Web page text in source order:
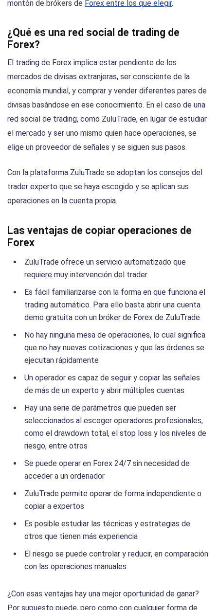
montón de brókers de Forex entre los que elegir.
¿Qué es una red social de trading de
Forex?
El trading de Forex implica estar pendiente de los
mercados de divisas extranjeras, ser consciente de la
economía mundial, y comprar y vender diferentes pares de
divisas basándose en ese conocimiento. En el caso de una
red social de trading, como ZuluTrade, en lugar de estudiar
el mercado y ser uno mismo quien hace operaciones, se
elige un proveedor de señales y se siguen sus pasos.
Con la plataforma ZuluTrade se adoptan los consejos del
trader experto que se haya escogido y se aplican sus
operaciones en la cuenta propia.
Las ventajas de copiar operaciones de
Forex
ZuluTrade ofrece un servicio automatizado que
requiere muy intervención del trader
Es fácil familiarizarse con la forma en que funciona el
trading automático. Para ello basta abrir una cuenta
demo gratuita con un bróker de Forex de ZuluTrade
No hay ninguna mesa de operaciones, lo cual significa
que no hay nuevas cotizaciones y que las órdenes se
ejecutan rápidamente
Un operador es capaz de seguir y copiar las señales
de más de un experto y abrir múltiples cuentas
Hay una serie de parámetros que pueden ser
seleccionados al escoger operadores profesionales,
como el drawdown total, el stop loss y los niveles de
riesgo, entre otros
Se puede operar en Forex 24/7 sin necesidad de
acceder a un ordenador
ZuluTrade permite operar de forma independiente o
copiar a expertos
Es posible estudiar las técnicas y estrategias de
otros que tienen más experiencia
El riesgo se puede controlar y reducir, en comparación
con las operaciones manuales
¿Con esas ventajas hay una mejor oportunidad de ganar?
Por supuesto puede, pero como con cualquier forma de